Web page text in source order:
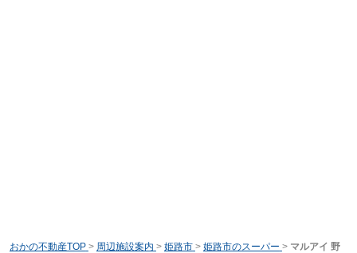
おかの不動産TOP > 周辺施設案内 > 姫路市 > 姫路市のスーパー > マルアイ 野